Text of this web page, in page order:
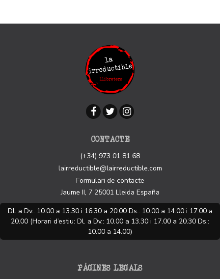
CONTACTE
(+34) 973 01 81 68
lairreductible@lairreductible.com
Formulari de contacte
Jaume II, 7 25001 Lleida España
Dl. a Dv.: 10.00 a 13.30 i 16.30 a 20.00 Ds.: 10.00 a 14.00 i 17.00 a
20.00 (Horari d’estiu: Dl. a Dv.: 10.00 a 13.30 i 17.00 a 20.30 Ds.:
10.00 a 14.00)
PÀGINES LEGALS